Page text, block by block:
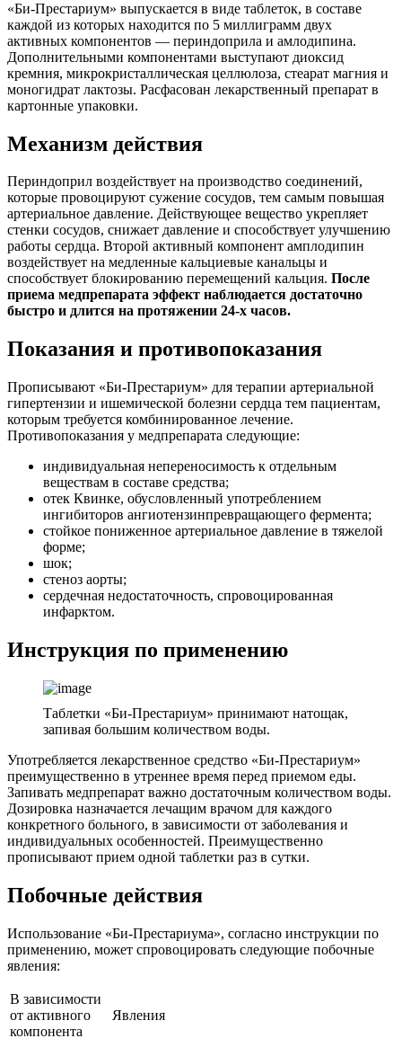
«Би-Престариум» выпускается в виде таблеток, в составе
каждой из которых находится по 5 миллиграмм двух
активных компонентов — периндоприла и амлодипина.
Дополнительными компонентами выступают диоксид
кремния, микрокристаллическая целлюлоза, стеарат магния и
моногидрат лактозы. Расфасован лекарственный препарат в
картонные упаковки.
Механизм действия
Периндоприл воздействует на производство соединений,
которые провоцируют сужение сосудов, тем самым повышая
артериальное давление. Действующее вещество укрепляет
стенки сосудов, снижает давление и способствует улучшению
работы сердца. Второй активный компонент амплодипин
воздействует на медленные кальциевые канальцы и
способствует блокированию перемещений кальция. После
приема медпрепарата эффект наблюдается достаточно
быстро и длится на протяжении 24-х часов.
Показания и противопоказания
Прописывают «Би-Престариум» для терапии артериальной
гипертензии и ишемической болезни сердца тем пациентам,
которым требуется комбинированное лечение.
Противопоказания у медпрепарата следующие:
индивидуальная непереносимость к отдельным
веществам в составе средства;
отек Квинке, обусловленный употреблением
ингибиторов ангиотензинпревращающего фермента;
стойкое пониженное артериальное давление в тяжелой
форме;
шок;
стеноз аорты;
сердечная недостаточность, спровоцированная
инфарктом.
Инструкция по применению
Таблетки «Би-Престариум» принимают натощак,
запивая большим количеством воды.
Употребляется лекарственное средство «Би-Престариум»
преимущественно в утреннее время перед приемом еды.
Запивать медпрепарат важно достаточным количеством воды.
Дозировка назначается лечащим врачом для каждого
конкретного больного, в зависимости от заболевания и
индивидуальных особенностей. Преимущественно
прописывают прием одной таблетки раз в сутки.
Побочные действия
Использование «Би-Престариума», согласно инструкции по
применению, может спровоцировать следующие побочные
явления:
В зависимости
от активного
компонента
Явления